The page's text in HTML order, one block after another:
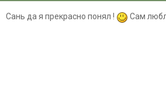
Сань да я прекрасно понял ! Сам